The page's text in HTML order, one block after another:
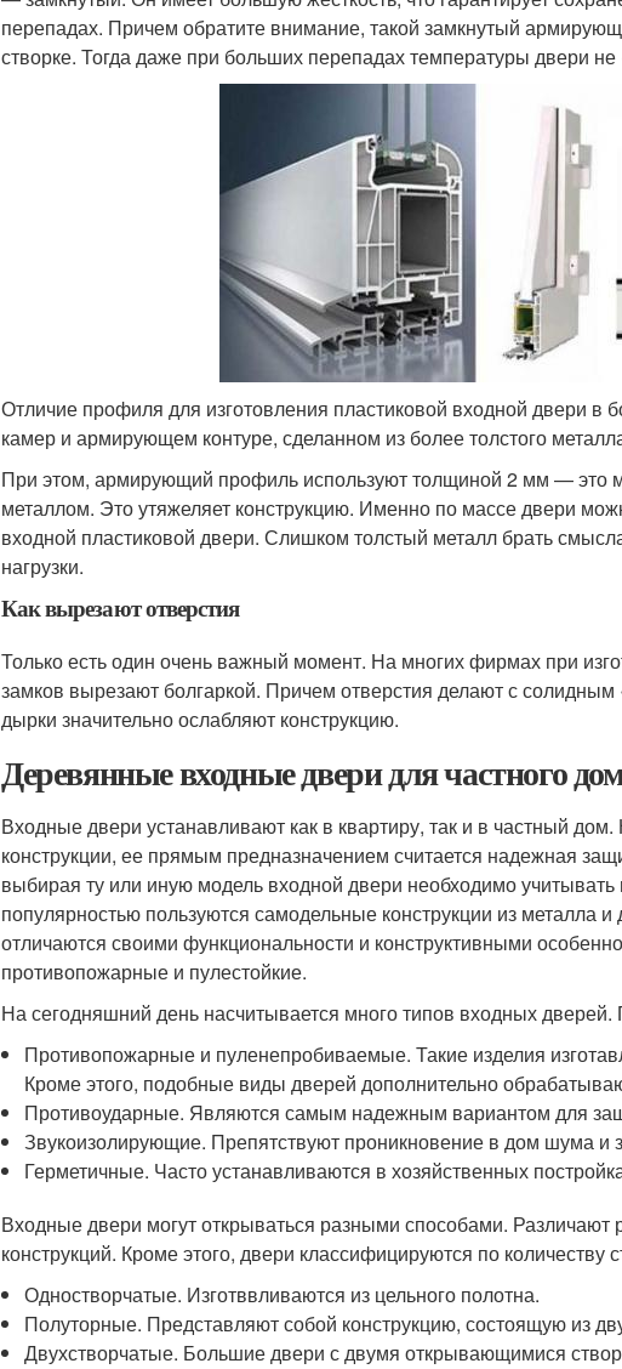
перепадах. Причем обратите внимание, такой замкнутый
створке. Тогда даже при больших перепадах температуры двери не
Отличие профиля для изготовления пластиковой входной двери в
камер и армирующем контуре, сделанном из более толстого
При этом, армирующий профиль используют толщиной 2 мм — это
металлом. Это утяжеляет конструкцию. Именно по массе двери
входной пластиковой двери. Слишком толстый металл брать
нагрузки.
Как вырезают отверстия
Только есть один очень важный момент. На многих фирмах при
замков вырезают болгаркой. Причем отверстия делают с
дырки значительно ослабляют конструкцию.
Деревянные входные двери для частного
Входные двери устанавливают как в квартиру, так и в частный
конструкции, ее прямым предназначением считается надежная
выбирая ту или иную модель входной двери необходимо
популярностью пользуются самодельные конструкции из металла
отличаются своими функциональности и конструктивными
противопожарные и пулестойкие.
На сегодняшний день насчитывается много типов входных
Противопожарные и пуленепробиваемые. Такие изделия
Кроме этого, подобные виды дверей дополнительно
Противоударные. Являются самым надежным вариантом для
Звукоизолирующие. Препятствуют проникновение в дом шума и
Герметичные. Часто устанавливаются в хозяйственных
Входные двери могут открываться разными способами.
конструкций. Кроме этого, двери классифицируются по количеству
Одностворчатые. Изготввливаются из цельного полотна.
Полуторные. Представляют собой конструкцию, состоящую из
Двухстворчатые. Большие двери с двумя открывающимися